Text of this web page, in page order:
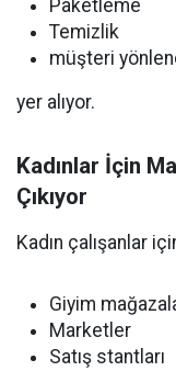
Paketleme
Temizlik
müşteri
yer alıyor.
Kadınlar İçin
Çıkıyor
Kadın çalışanlar
Giyim
Marketler
Satış stantları